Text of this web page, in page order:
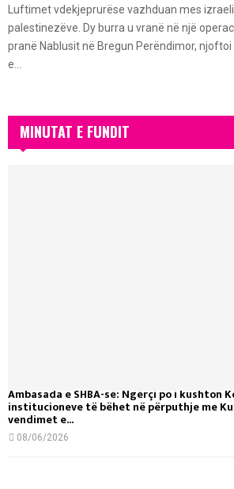
Luftimet vdekjeprurëse vazhduan mes
palestinezëve. Dy burra u vranë në një
pranë Nablusit në Bregun Perëndimor,
e...
MINUTAT E FUNDIT
Ambasada e SHBA-së: Ngërçi po i kushton
institucioneve të bëhet në përputhje me
vendimet e...
08/06/2026